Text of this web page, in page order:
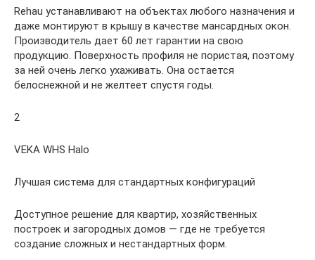
Rehau устанавливают на объектах любого назначения и
даже монтируют в крышу в качестве мансардных окон.
Производитель дает 60 лет гарантии на свою
продукцию. Поверхность профиля не пористая, поэтому
за ней очень легко ухаживать. Она остается
белоснежной и не желтеет спустя годы.
2
VEKA WHS Halo
Лучшая система для стандартных конфигураций
Доступное решение для квартир, хозяйственных
построек и загородных домов — где не требуется
создание сложных и нестандартных форм.